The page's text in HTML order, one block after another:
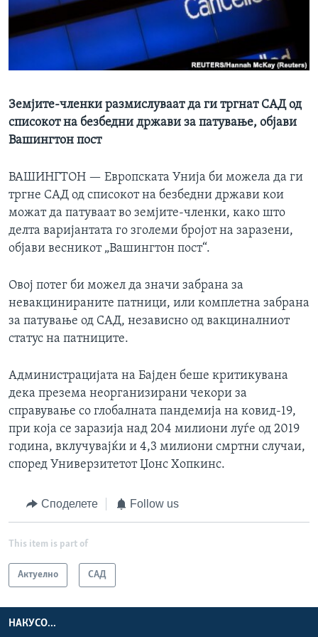
ИНТЕРВЈУА
Јазици
Земјите-членки размислуваат да ги тргнат САД од
списокот на безбедни држави за патување, објави
Вашингтон пост
ВАШИНГТОН — Европската Унија би можела да ги
тргне САД од списокот на безбедни држави кои
можат да патуваат во земјите-членки, како што
делта варијантата го зголеми бројот на заразени,
објави весникот „Вашингтон пост“.
Овој потег би можел да значи забрана за
невакцинираните патници, или комплетна забрана
за патување од САД, независно од вакциналниот
статус на патниците.
Администрацијата на Бајден беше критикувана
дека презема неорганизирани чекори за
справување со глобалната пандемија на ковид-19,
при која се заразија над 204 милиони луѓе од 2019
година, вклучувајќи и 4,3 милиони смртни случаи,
според Универзитетот Џонс Хопкинс.
Споделете Follow us
This item is part of
Актуелно САД
НАКУСО...